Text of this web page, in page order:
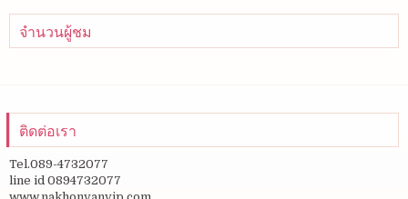
จำนวนผู้ชม
ติดต่อเรา
Tel.089-4732077
line id 0894732077